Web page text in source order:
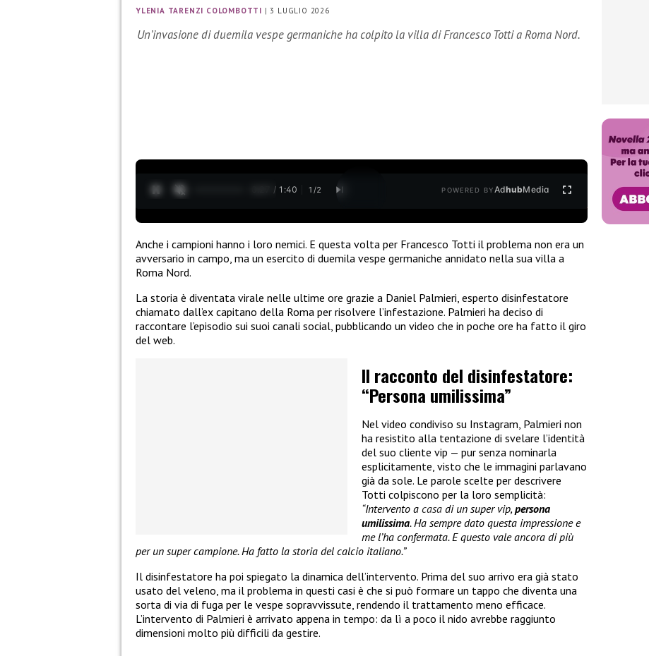
YLENIA TARENZI COLOMBOTTI |3 LUGLIO 2026
Un’invasione di duemila vespe germaniche ha colpito la villa di Francesco Totti a Roma Nord.
0:28 / 1:40 1 /2 POWERED BYAdhubMedia
Anche i campioni hanno i loro nemici. E questa volta per Francesco Totti il problema non era un
avversario in campo, ma un esercito di duemila vespe germaniche annidato nella sua villa a
Roma Nord.
La storia è diventata virale nelle ultime ore grazie a Daniel Palmieri, esperto disinfestatore
chiamato dall’ex capitano della Roma per risolvere l’infestazione. Palmieri ha deciso di
raccontare l’episodio sui suoi canali social, pubblicando un video che in poche ore ha fatto il giro
del web.
Il racconto del disinfestatore:
“Persona umilissima”
Nel video condiviso su Instagram, Palmieri non
ha resistito alla tentazione di svelare l’identità
del suo cliente vip — pur senza nominarla
esplicitamente, visto che le immagini parlavano
già da sole. Le parole scelte per descrivere
Totti colpiscono per la loro semplicità:
“Intervento a casa di un super vip, persona
umilissima. Ha sempre dato questa impressione e
me l’ha confermata. E questo vale ancora di più
per un super campione. Ha fatto la storia del calcio italiano.”
Il disinfestatore ha poi spiegato la dinamica dell’intervento. Prima del suo arrivo era già stato
usato del veleno, ma il problema in questi casi è che si può formare un tappo che diventa una
sorta di via di fuga per le vespe sopravvissute, rendendo il trattamento meno efficace.
L’intervento di Palmieri è arrivato appena in tempo: da lì a poco il nido avrebbe raggiunto
dimensioni molto più difficili da gestire.